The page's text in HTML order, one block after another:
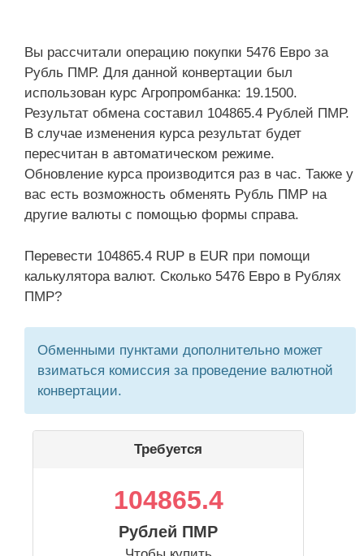
Вы рассчитали операцию покупки 5476 Евро за
Рубль ПМР. Для данной конвертации был
использован курс Агропромбанка: 19.1500.
Результат обмена составил 104865.4 Рублей ПМР.
В случае изменения курса результат будет
пересчитан в автоматическом режиме.
Обновление курса производится раз в час. Также у
вас есть возможность обменять Рубль ПМР на
другие валюты с помощью формы справа.
Перевести 104865.4 RUP в EUR при помощи
калькулятора валют. Сколько 5476 Евро в Рублях
ПМР?
Обменными пунктами дополнительно может
взиматься комиссия за проведение валютной
конвертации.
Требуется
104865.4
Рублей ПМР